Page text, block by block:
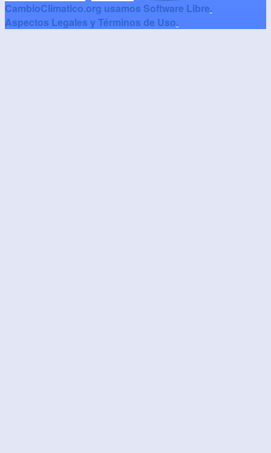
CambioClimatico.org usamos Software Libre.
Aspectos Legales y Términos de Uso.